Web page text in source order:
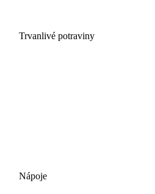
Trvanlivé potraviny
Nápoje